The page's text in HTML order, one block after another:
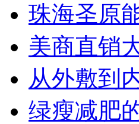
珠海圣原
美商直销
从外敷到
绿瘦减肥